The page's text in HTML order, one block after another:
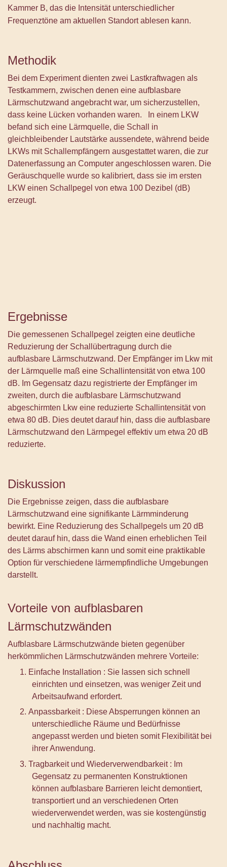
Kammer B, das die Intensität unterschiedlicher
Frequenztöne am aktuellen Standort ablesen kann.
Methodik
Bei dem Experiment dienten zwei Lastkraftwagen als
Testkammern, zwischen denen eine aufblasbare
Lärmschutzwand angebracht war, um sicherzustellen,
dass keine Lücken vorhanden waren.
In einem LKW
befand sich eine Lärmquelle, die Schall in
gleichbleibender Lautstärke aussendete, während beide
LKWs mit Schallempfängern ausgestattet waren, die zur
Datenerfassung an Computer angeschlossen waren. Die
Geräuschquelle wurde so kalibriert, dass sie im ersten
LKW einen Schallpegel von etwa 100 Dezibel (dB)
erzeugt.
Ergebnisse
Die gemessenen Schallpegel zeigten eine deutliche
Reduzierung der Schallübertragung durch die
aufblasbare Lärmschutzwand. Der Empfänger im Lkw mit
der Lärmquelle maß eine Schallintensität von etwa 100
dB. Im Gegensatz dazu registrierte der Empfänger im
zweiten, durch die aufblasbare Lärmschutzwand
abgeschirmten Lkw eine reduzierte Schallintensität von
etwa 80 dB. Dies deutet darauf hin, dass die aufblasbare
Lärmschutzwand den Lärmpegel effektiv um etwa 20 dB
reduzierte.
Diskussion
Die Ergebnisse zeigen, dass die aufblasbare
Lärmschutzwand eine signifikante Lärmminderung
bewirkt. Eine Reduzierung des Schallpegels um 20 dB
deutet darauf hin, dass die Wand einen erheblichen Teil
des Lärms abschirmen kann und somit eine praktikable
Option für verschiedene lärmempfindliche Umgebungen
darstellt.
Vorteile von aufblasbaren
Lärmschutzwänden
Aufblasbare Lärmschutzwände bieten gegenüber
herkömmlichen Lärmschutzwänden mehrere Vorteile:
1. Einfache Installation : Sie lassen sich schnell
einrichten und einsetzen, was weniger Zeit und
Arbeitsaufwand erfordert.
2. Anpassbarkeit : Diese Absperrungen können an
unterschiedliche Räume und Bedürfnisse
angepasst werden und bieten somit Flexibilität bei
ihrer Anwendung.
3. Tragbarkeit und Wiederverwendbarkeit : Im
Gegensatz zu permanenten Konstruktionen
können aufblasbare Barrieren leicht demontiert,
transportiert und an verschiedenen Orten
wiederverwendet werden, was sie kostengünstig
und nachhaltig macht.